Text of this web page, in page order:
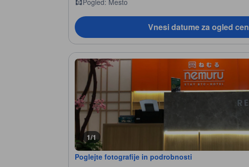
Vnesi datume za ogled cen
1/1
Poglejte fotografije in podrobnosti